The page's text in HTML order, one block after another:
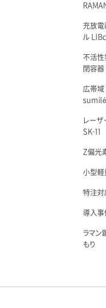
充放
ル
不活性
閉容
広帯域
レーザ
SK-11
Z偏光
小型
特注
導入
ラマン
もり